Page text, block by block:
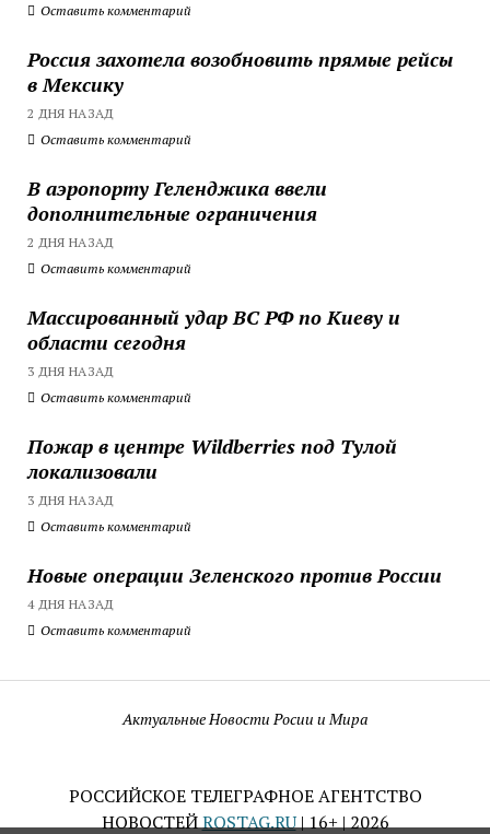
Оставить комментарий
Россия захотела возобновить прямые рейсы
в Мексику
2 ДНЯ НАЗАД
Оставить комментарий
В аэропорту Геленджика ввели
дополнительные ограничения
2 ДНЯ НАЗАД
Оставить комментарий
Массированный удар ВС РФ по Киеву и
области сегодня
3 ДНЯ НАЗАД
Оставить комментарий
Пожар в центре Wildberries под Тулой
локализовали
3 ДНЯ НАЗАД
Оставить комментарий
Новые операции Зеленского против России
4 ДНЯ НАЗАД
Оставить комментарий
Актуальные Новости Росии и Мира
РОССИЙСКОЕ ТЕЛЕГРАФНОЕ АГЕНТСТВО
НОВОСТЕЙROSTAG.RU| 16+ | 2026